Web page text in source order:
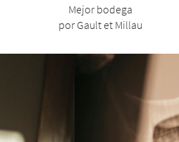
Mejor bodega
por Gault et Millau